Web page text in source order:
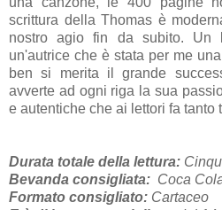
scrittura della Thomas è
nostro agio fin da subito. Un
un'autrice che è stata per me
ben si merita il grande
avverte ad ogni riga la sua
e autentiche che ai lettori fa tanto
Durata totale della lettura:
Bevanda consigliata: Coca
Formato consigliato: Cartaceo